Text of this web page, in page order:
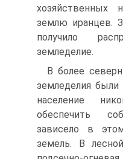
землю иранцев.
получило
земледелие.
В более
земледелия
население
обеспечить
зависело в
земель. В